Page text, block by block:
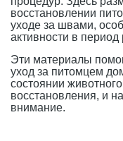
восстановлении
уходе за швами,
активности в
Эти материалы
уход за питомцем
состоянии
восстановления, и
внимание.